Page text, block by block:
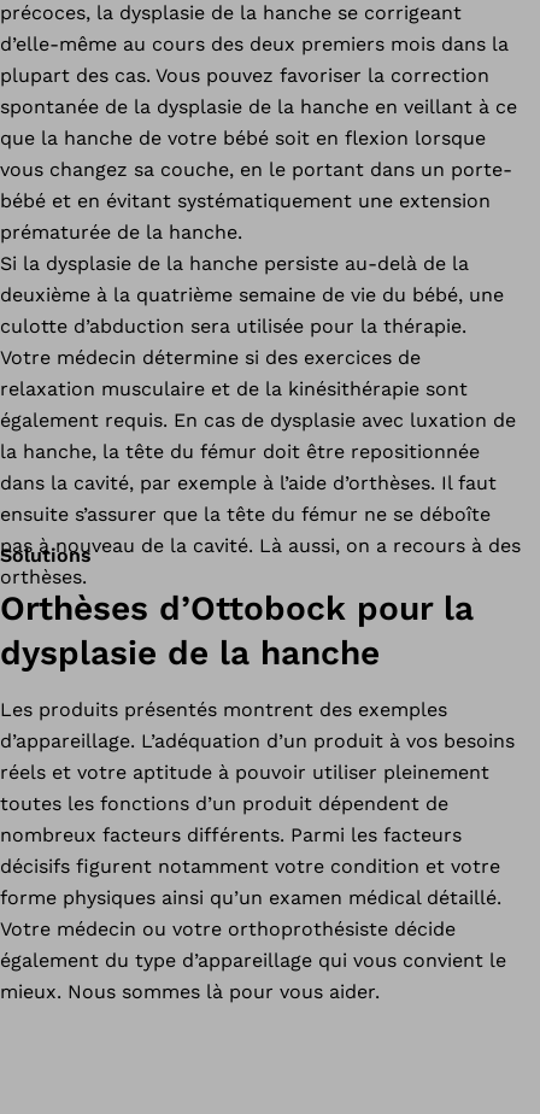
précoces, la dysplasie de la hanche se corrigeant
d’elle-même au cours des deux premiers mois dans la
plupart des cas. Vous pouvez favoriser la correction
spontanée de la dysplasie de la hanche en veillant à ce
que la hanche de votre bébé soit en flexion lorsque
vous changez sa couche, en le portant dans un porte-
bébé et en évitant systématiquement une extension
prématurée de la hanche.
Si la dysplasie de la hanche persiste au-delà de la
deuxième à la quatrième semaine de vie du bébé, une
culotte d’abduction sera utilisée pour la thérapie.
Votre médecin détermine si des exercices de
relaxation musculaire et de la kinésithérapie sont
également requis. En cas de dysplasie avec luxation de
la hanche, la tête du fémur doit être repositionnée
dans la cavité, par exemple à l’aide d’orthèses. Il faut
ensuite s’assurer que la tête du fémur ne se déboîte
pas à nouveau de la cavité. Là aussi, on a recours à des
orthèses.
Solutions
Orthèses d’Ottobock pour la
dysplasie de la hanche
Les produits présentés montrent des exemples
d’appareillage. L’adéquation d’un produit à vos besoins
réels et votre aptitude à pouvoir utiliser pleinement
toutes les fonctions d’un produit dépendent de
nombreux facteurs différents. Parmi les facteurs
décisifs figurent notamment votre condition et votre
forme physiques ainsi qu’un examen médical détaillé.
Votre médecin ou votre orthoprothésiste décide
également du type d’appareillage qui vous convient le
mieux. Nous sommes là pour vous aider.